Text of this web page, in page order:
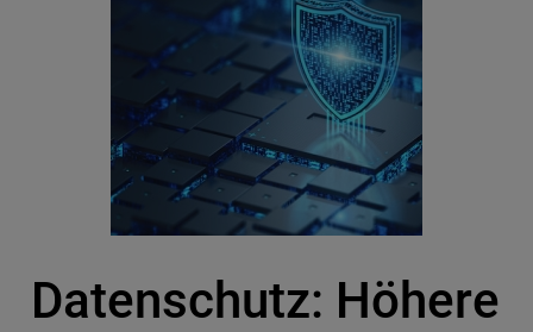
Datenschutz: Höhere